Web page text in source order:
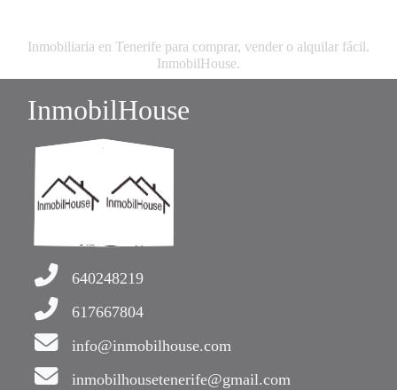
Inmobiliaria en Tenerife para comprar, vender o alquilar fácil.
InmobilHouse.
InmobilHouse
640248219
617667804
info@inmobilhouse.com
inmobilhousetenerife@gmail.com